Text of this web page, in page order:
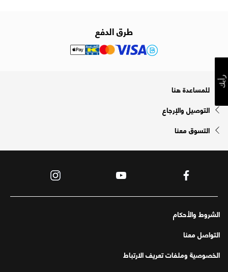
طرق الدفع
للمساعدة هنا
التوصيل والإرجاع
التسوق معنا
الشروط والأحكام
التواصل معنا
الخصوصية وملفات تعريف الارتباط
رأيك